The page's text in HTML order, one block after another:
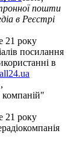
пошти
в Реєстрі
21 року
посилання
в
21 року